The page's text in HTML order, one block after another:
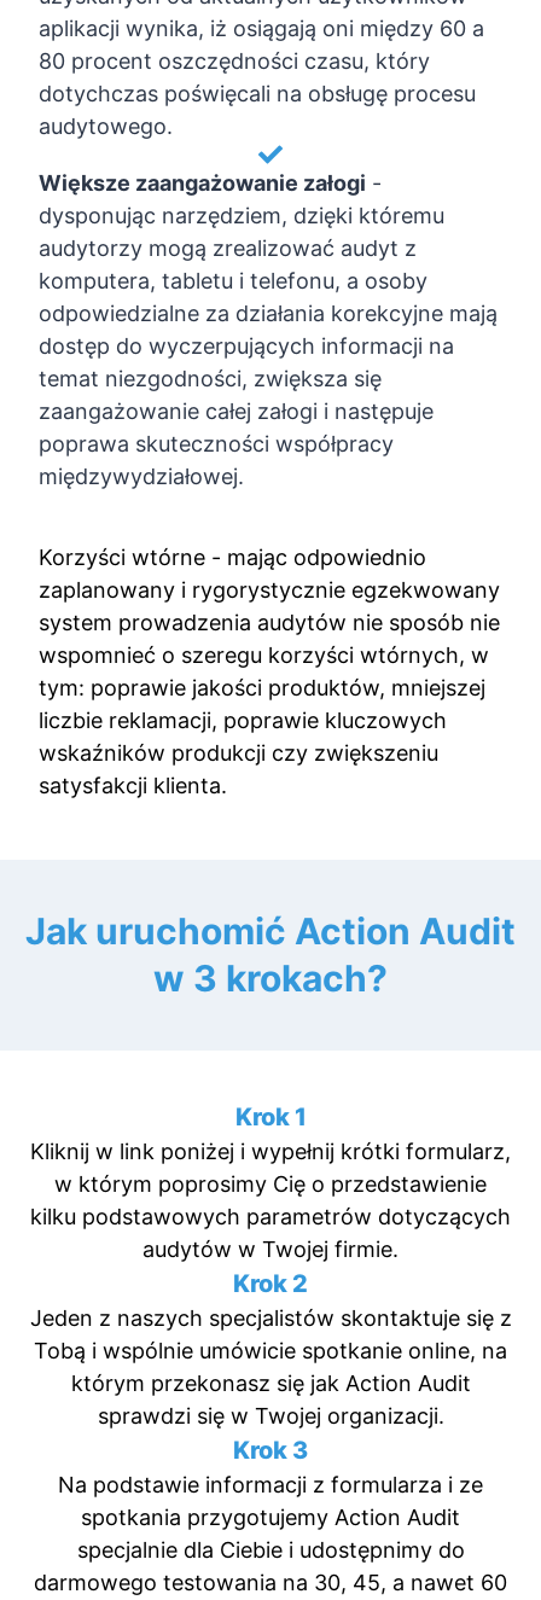
aplikacji wynika, iż osiągają oni między 60 a
80 procent oszczędności czasu, który
dotychczas poświęcali na obsługę procesu
audytowego.
Większe zaangażowanie załogi -
dysponując narzędziem, dzięki któremu
audytorzy mogą zrealizować audyt z
komputera, tabletu i telefonu, a osoby
odpowiedzialne za działania korekcyjne mają
dostęp do wyczerpujących informacji na
temat niezgodności, zwiększa się
zaangażowanie całej załogi i następuje
poprawa skuteczności współpracy
międzywydziałowej.
Korzyści wtórne - mając odpowiednio
zaplanowany i rygorystycznie egzekwowany
system prowadzenia audytów nie sposób nie
wspomnieć o szeregu korzyści wtórnych, w
tym: poprawie jakości produktów, mniejszej
liczbie reklamacji, poprawie kluczowych
wskaźników produkcji czy zwiększeniu
satysfakcji klienta.
Jak uruchomić Action Audit
w 3 krokach?
Krok 1
Kliknij w link poniżej i wypełnij krótki formularz,
w którym poprosimy Cię o przedstawienie
kilku podstawowych parametrów dotyczących
audytów w Twojej firmie.
Krok 2
Jeden z naszych specjalistów skontaktuje się z
Tobą i wspólnie umówicie spotkanie online, na
którym przekonasz się jak Action Audit
sprawdzi się w Twojej organizacji.
Krok 3
Na podstawie informacji z formularza i ze
spotkania przygotujemy Action Audit
specjalnie dla Ciebie i udostępnimy do
darmowego testowania na 30, 45, a nawet 60